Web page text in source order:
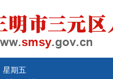
星期五